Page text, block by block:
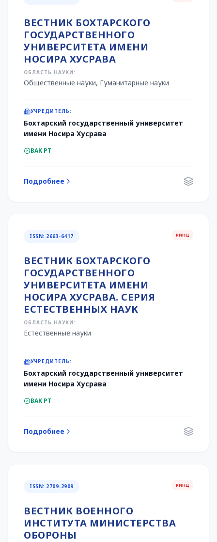
ВЕСТНИК БОХТАРСКОГО
ГОСУДАРСТВЕННОГО
УНИВЕРСИТЕТА ИМЕНИ
НОСИРА ХУСРАВА
ОБЛАСТЬ НАУКИ:
Общественные науки, Гуманитарные науки
УЧРЕДИТЕЛЬ:
Бохтарский государственный университет
имени Носира Хусрава
ВАК РТ
Подробнее
ISSN: 2663-6417 РИНЦ
ВЕСТНИК БОХТАРСКОГО
ГОСУДАРСТВЕННОГО
УНИВЕРСИТЕТА ИМЕНИ
НОСИРА ХУСРАВА. СЕРИЯ
ЕСТЕСТВЕННЫХ НАУК
ОБЛАСТЬ НАУКИ:
Естественные науки
УЧРЕДИТЕЛЬ:
Бохтарский государственный университет
имени Носира Хусрава
ВАК РТ
Подробнее
ISSN: 2709-2909 РИНЦ
ВЕСТНИК ВОЕННОГО
ИНСТИТУТА МИНИСТЕРСТВА
ОБОРОНЫ